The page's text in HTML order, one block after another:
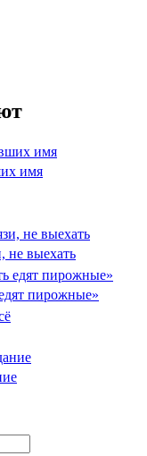
имя
не выехать
пирожные»